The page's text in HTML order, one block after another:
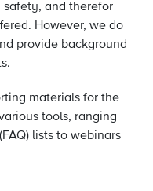
safety, and therefor
However, we do
provide background
materials for the
tools, ranging
lists to webinars